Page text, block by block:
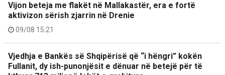
Vijon beteja me flakët në Mallakastër, era e fortë
aktivizon sërish zjarrin në Drenie
09/08 15:21
Vjedhja e Bankës së Shqipërisë që “i hëngri” kokën
Fullanit, dy ish-punonjësit e dënuar në betejë për të